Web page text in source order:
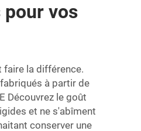
pour vos
faire la différence.
à partir de
Découvrez le goût
et ne s'abîment
conserver une